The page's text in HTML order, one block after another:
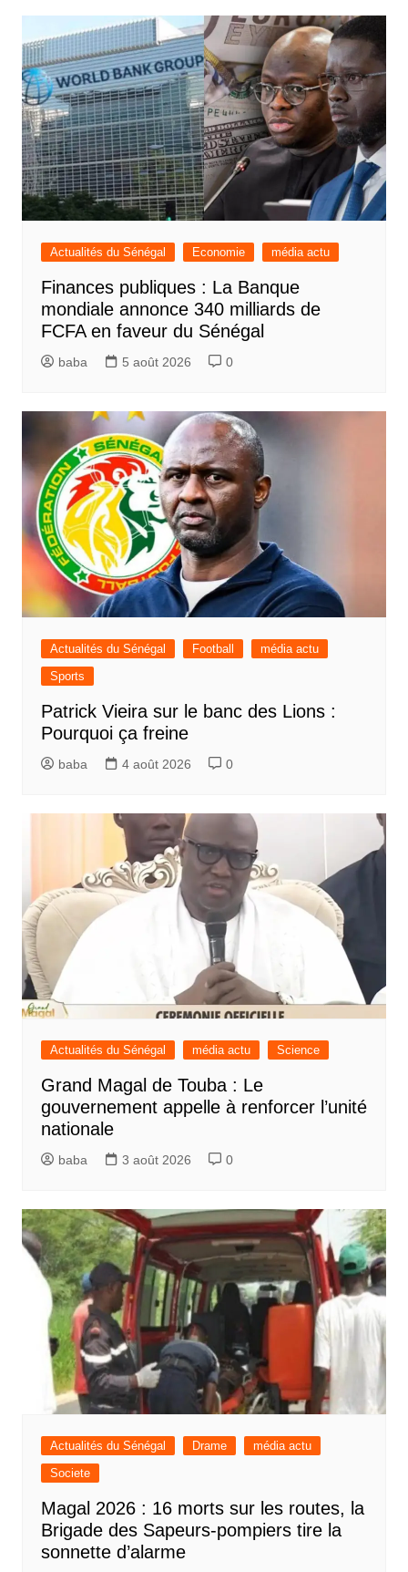
Actualités du Sénégal Economie média actu
Finances publiques : La Banque
mondiale annonce 340 milliards de
FCFA en faveur du Sénégal
baba 5 août 2026 0
Actualités du Sénégal Football
média actu
Sports
Patrick Vieira sur le banc des Lions :
Pourquoi ça freine
baba 4 août 2026 0
Actualités du Sénégal média actu Science
Grand Magal de Touba : Le
gouvernement appelle à renforcer l’unité
nationale
baba 3 août 2026 0
Actualités du Sénégal Drame
média actu
Societe
Magal 2026 : 16 morts sur les routes, la
Brigade des Sapeurs-pompiers tire la
sonnette d’alarme